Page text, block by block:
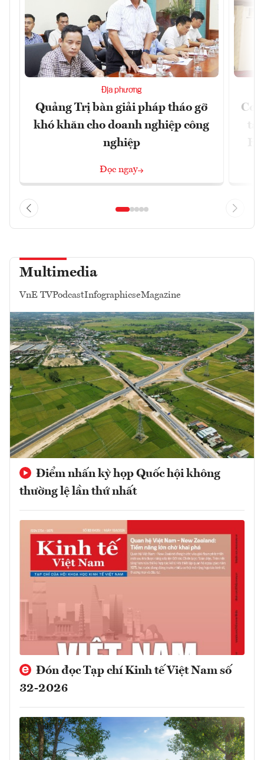
Địa phương
Quảng Trị bàn giải pháp tháo gỡ
khó khăn cho doanh nghiệp công
nghiệp
Đọc ngay
Cơ
tại
Multimedia
VnE TVPodcastInfographicseMagazine
Điểm nhấn kỳ họp Quốc hội không
thường lệ lần thứ nhất
Đón đọc Tạp chí Kinh tế Việt Nam số
32-2026